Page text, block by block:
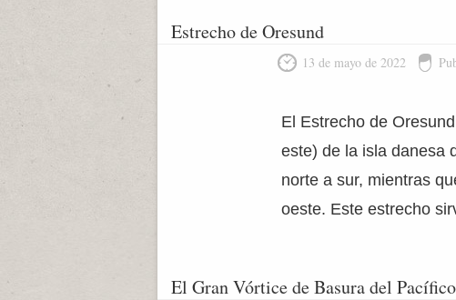
Estrecho de Oresund
13 de mayo de 2022
El Estrecho de
este) de la isla danesa
norte a sur, mientras
oeste. Este estrecho
El Gran Vórtice de Basura del Pacífico